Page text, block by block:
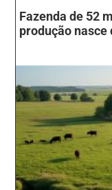
Fazenda de 52
produção nasce